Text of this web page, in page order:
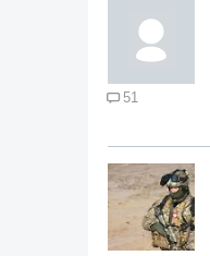
51